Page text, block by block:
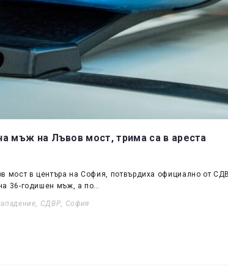
мъж на Лъвов мост, трима са в ареста
мост в центъра на София, потвърдиха официално от
36-годишен мъж, а по…
, СДВР, София